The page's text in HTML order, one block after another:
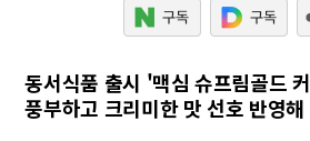
동서식품 출시 '맥심 슈프림골드
풍부하고 크리미한 맛 선호 반영해